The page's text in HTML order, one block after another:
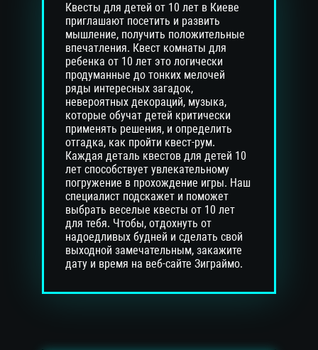
Квесты для детей от 10 лет в Киеве
приглашают посетить и развить
мышление, получить положительные
впечатления. Квест комнаты для
ребенка от 10 лет это логически
продуманные до тонких мелочей
ряды интересных загадок,
невероятных декораций, музыка,
которые обучат детей критически
применять решения, и определить
отгадка, как пройти квест-рум.
Каждая деталь квестов для детей 10
лет способствует увлекательному
погружение в прохождение игры. Наш
специалист подскажет и поможет
выбрать веселые квесты от 10 лет
для тебя. Чтобы, отдохнуть от
надоедливых будней и сделать свой
выходной замечательным, закажите
дату и время на веб-сайте Зиграймо.